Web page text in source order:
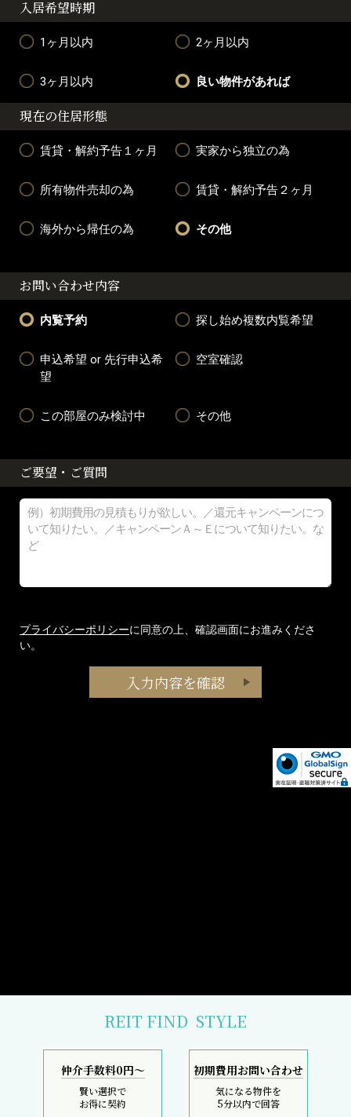
入居希望時期
1ヶ月以内 2ヶ月以内
3ヶ月以内 良い物件があれば
現在の住居形態
賃貸・解約予告１ヶ月 実家から独立の為
所有物件売却の為 賃貸・解約予告２ヶ月
海外から帰任の為 その他
お問い合わせ内容
内覧予約 探し始め複数内覧希望
申込希望 or 先行申込希
望
空室確認
この部屋のみ検討中 その他
ご要望・ご質問
プライバシーポリシーに同意の上、確認画面にお進みくださ
い。
REIT FIND STYLE
仲介手数料0円～
賢い選択で
お得に契約
初期費用お問い合わせ
気になる物件を
5分以内で回答